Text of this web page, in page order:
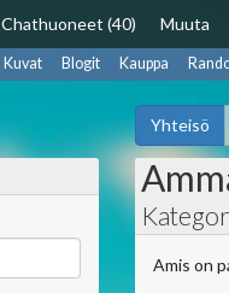
Chathuoneet (40) Muuta
Kuvat Blogit Kauppa
Yhteisö
Amis on